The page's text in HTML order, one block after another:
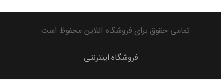
تمامی حقوق برای فروشگاه آنلاین محفوظ است
فروشگاه اینترنتی